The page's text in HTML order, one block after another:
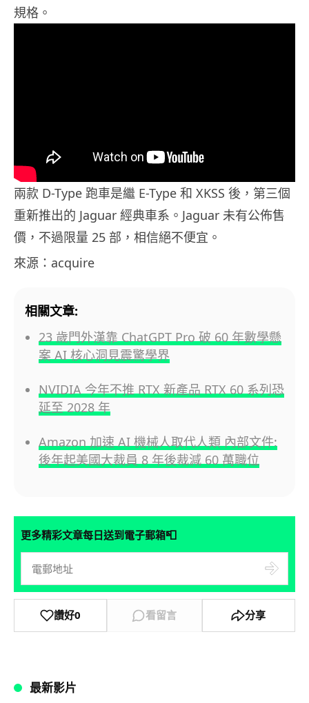
規格。
兩款 D-Type 跑車是繼 E-Type 和 XKSS 後，第三個
重新推出的 Jaguar 經典車系。Jaguar 未有公佈售
價，不過限量 25 部，相信絕不便宜。
來源：acquire
相關文章:
23 歲門外漢靠 ChatGPT Pro 破 60 年數學懸
案 AI 核心洞見震驚學界
NVIDIA 今年不推 RTX 新產品 RTX 60 系列恐
延至 2028 年
Amazon 加速 AI 機械人取代人類 內部文件:
後年起美國大裁員 8 年後裁減 60 萬職位
更多精彩文章每日送到電子郵箱📮
讚好0 看留言 分享
最新影片